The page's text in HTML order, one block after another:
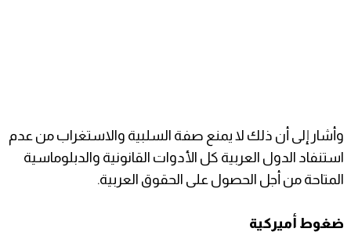
وأشار إلى أن ذلك لا يمنع صفة السلبية والاستغراب من عدم
استنفاد الدول العربية كل الأدوات القانونية والدبلوماسية
المتاحة من أجل الحصول على الحقوق العربية.
ضغوط أميركية